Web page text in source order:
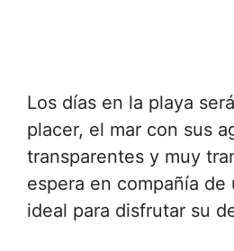
Los días en la playa
placer, el mar con sus
transparentes y muy
espera en compañía de
ideal para disfrutar su